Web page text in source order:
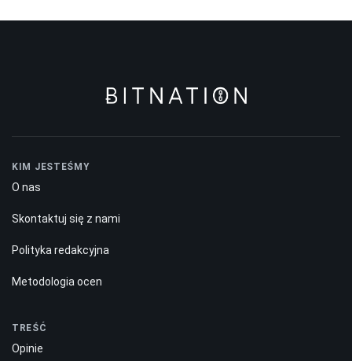
KIM JESTEŚMY
O nas
Skontaktuj się z nami
Polityka redakcyjna
Metodologia ocen
TREŚĆ
Opinie